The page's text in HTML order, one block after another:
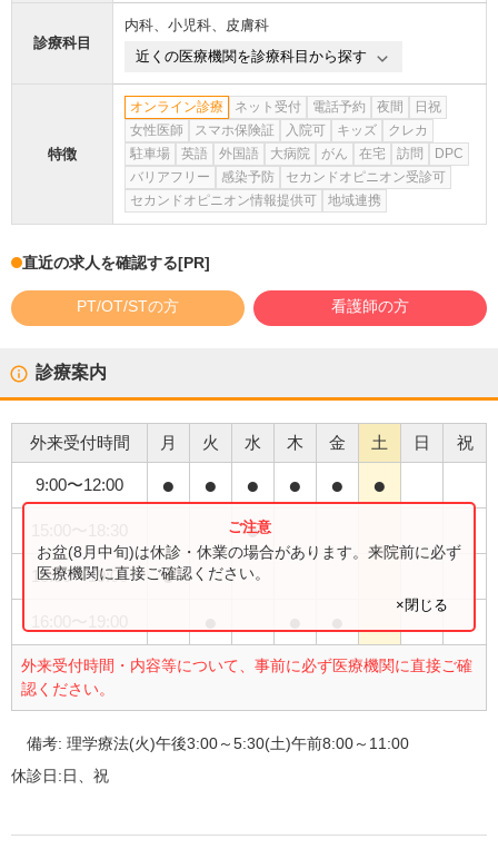
診療科目
内科、 小児科、 皮膚科
近くの医療機関を診療科目から探す
特徴
オンライン診療 ネット受付 電話予約 夜間
日祝
女性医師
スマホ保険証 入院可 キッズ
クレカ
駐車場
英語 外国語 大病院 がん 在宅 訪問
DPC
バリアフリー
感染予防
セカンドオピニオン受診可
セカンドオピニオン情報提供可
地域連携
直近の求人を確認する[PR]
PT/OT/STの方 看護師の方
診療案内
外来受付時間 月 火 水 木 金 土 日 祝
9:00〜12:00 ● ● ● ● ● ●
●
15:00〜19:00 ●
外来受付時間・内容等について、事前に必ず医療機関に直接ご確
認ください。
お盆(8月中旬)は休診・休業の場合があります。来院前に必ず
医療機関に直接ご確認ください。
×閉じる
備考:理学療法(火)午後3:00～5:30(土)午前8:00～11:00
休診日:日、祝